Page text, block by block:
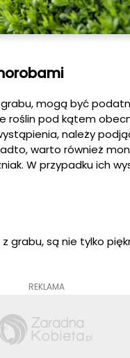
mogą być
pod kątem
należy
warto również
W przypadku ich
grabu, są nie tylko
REKLAMA